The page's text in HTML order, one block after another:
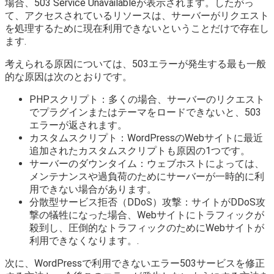
場合、503 Service Unavailableが表示されます。したがっ
て、アクセスされているリソースは、サーバーがリクエスト
を処理するために現在利用できないということだけで存在し
ます.
考えられる原因については、503エラーが発生する最も一般
的な原因は次のとおりです。
PHPスクリプト：多くの場合、サーバーのリクエスト
でプラグインまたはテーマをロードできないと、503
エラーが返されます。
カスタムスクリプト：WordPressのWebサイトに最近
追加されたカスタムスクリプトも原因の1つです。
サーバーのダウンタイム：ウェブホストによっては、
メンテナンスや過負荷のためにサーバーが一時的に利
用できない場合があります。
分散型サービス拒否（DDoS）攻撃：サイトがDDoS攻
撃の犠牲になった場合、Webサイトにトラフィックが
殺到し、圧倒的なトラフィックのためにWebサイトが
利用できなくなります。.
次に、WordPressで利用できないエラー503サービスを修正